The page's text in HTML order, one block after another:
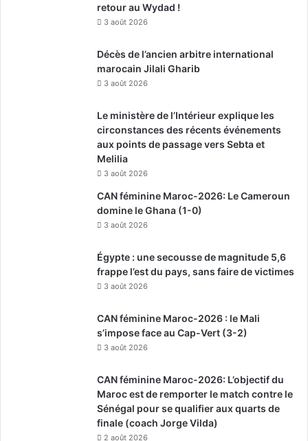
retour au Wydad !
3 août 2026
Décès de l’ancien arbitre international
marocain Jilali Gharib
3 août 2026
Le ministère de l’Intérieur explique les
circonstances des récents événements
aux points de passage vers Sebta et
Melilia
3 août 2026
CAN féminine Maroc-2026: Le Cameroun
domine le Ghana (1-0)
3 août 2026
Égypte : une secousse de magnitude 5,6
frappe l’est du pays, sans faire de victimes
3 août 2026
CAN féminine Maroc-2026 : le Mali
s’impose face au Cap-Vert (3-2)
3 août 2026
CAN féminine Maroc-2026: L’objectif du
Maroc est de remporter le match contre le
Sénégal pour se qualifier aux quarts de
finale (coach Jorge Vilda)
2 août 2026